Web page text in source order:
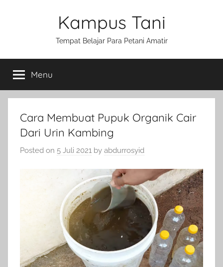
Kampus Tani
Tempat Belajar Para Petani Amatir
Menu
Cara Membuat Pupuk Organik Cair
Dari Urin Kambing
Posted on 5 Juli 2021 by abdurrosyid